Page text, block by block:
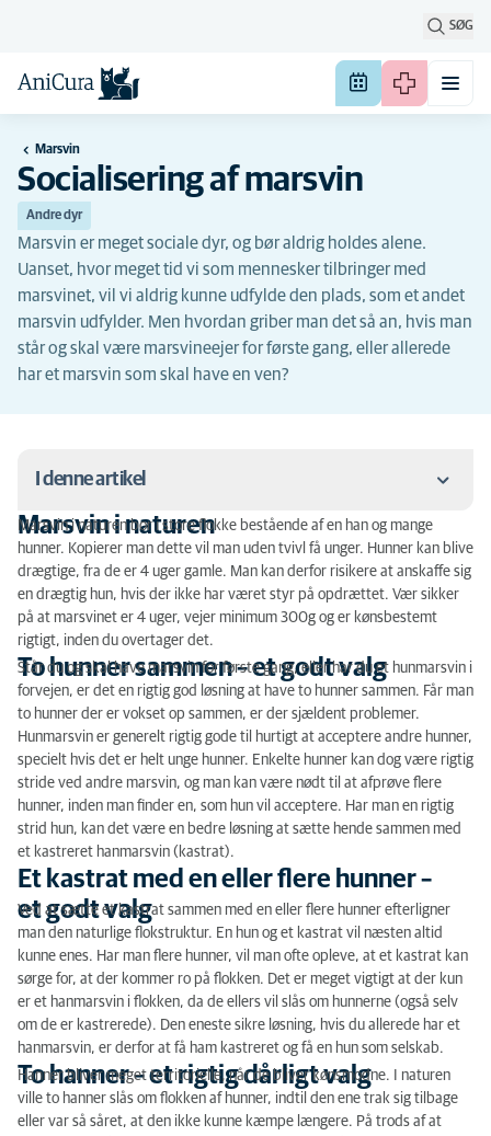
SØG
Marsvin
Socialisering af marsvin
Andre dyr
Marsvin er meget sociale dyr, og bør aldrig holdes alene.
Uanset, hvor meget tid vi som mennesker tilbringer med
marsvinet, vil vi aldrig kunne udfylde den plads, som et andet
marsvin udfylder. Men hvordan griber man det så an, hvis man
står og skal være marsvineejer for første gang, eller allerede
har et marsvin som skal have en ven?
I denne artikel
Marsvin i naturen
To hunner sammen – et godt valg
Et kastrat med en eller flere hunner – et godt valg
To hanner – et rigtig dårligt valg
Introduktion af et nyt marsvin
Marsvin i naturen
Marsvin i naturen bor i store flokke bestående af en han og mange
hunner. Kopierer man dette vil man uden tvivl få unger. Hunner kan blive
drægtige, fra de er 4 uger gamle. Man kan derfor risikere at anskaffe sig
en drægtig hun, hvis der ikke har været styr på opdrættet. Vær sikker
på at marsvinet er 4 uger, vejer minimum 300g og er kønsbestemt
rigtigt, inden du overtager det.
To hunner sammen – et godt valg
Står du og skal have marsvin for første gang, eller har du et hunmarsvin i
forvejen, er det en rigtig god løsning at have to hunner sammen. Får man
to hunner der er vokset op sammen, er der sjældent problemer.
Hunmarsvin er generelt rigtig gode til hurtigt at acceptere andre hunner,
specielt hvis det er helt unge hunner. Enkelte hunner kan dog være rigtig
stride ved andre marsvin, og man kan være nødt til at afprøve flere
hunner, inden man finder en, som hun vil acceptere. Har man en rigtig
strid hun, kan det være en bedre løsning at sætte hende sammen med
et kastreret hanmarsvin (kastrat).
Et kastrat med en eller flere hunner –
et godt valg
Ved at sætte et kastrat sammen med en eller flere hunner efterligner
man den naturlige flokstruktur. En hun og et kastrat vil næsten altid
kunne enes. Har man flere hunner, vil man ofte opleve, at et kastrat kan
sørge for, at der kommer ro på flokken. Det er meget vigtigt at der kun
er et hanmarsvin i flokken, da de ellers vil slås om hunnerne (også selv
om de er kastrerede). Den eneste sikre løsning, hvis du allerede har et
hanmarsvin, er derfor at få ham kastreret og få en hun som selskab.
To hanner – et rigtig dårligt valg
Hanner bliver meget territorielle, når de bliver kønsmodne. I naturen
ville to hanner slås om flokken af hunner, indtil den ene trak sig tilbage
eller var så såret, at den ikke kunne kæmpe længere. På trods af at